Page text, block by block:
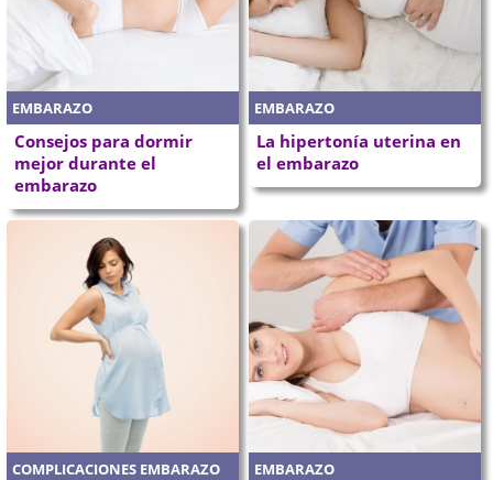
EMBARAZO
Consejos para dormir
mejor durante el
embarazo
EMBARAZO
La hipertonía uterina en
el embarazo
COMPLICACIONES EMBARAZO EMBARAZO